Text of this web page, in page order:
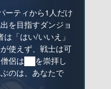
ーティから1人だけ
を目指すダンジョ
「はい/いいえ」
使えず、戦士は可
侶は██を崇拝し
のは、あなたで